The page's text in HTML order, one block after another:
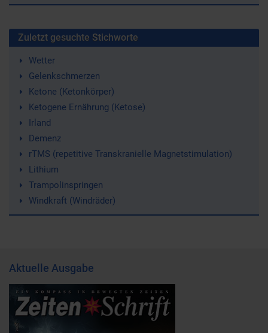
Zuletzt gesuchte Stichworte
Wetter
Gelenkschmerzen
Ketone (Ketonkörper)
Ketogene Ernährung (Ketose)
Irland
Demenz
rTMS (repetitive Transkranielle Magnetstimulation)
Lithium
Trampolinspringen
Windkraft (Windräder)
Aktuelle Ausgabe